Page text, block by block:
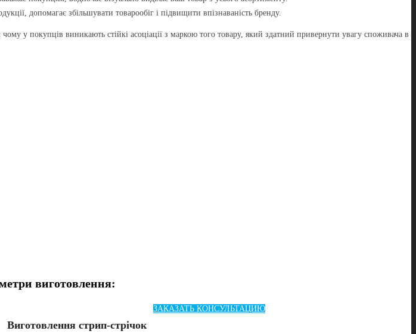
допомагає збільшувати товарообіг і підвищити впізнаваність бренду.
у покупців виникають стійкі асоціації з маркою того товару, який здатний привернути увагу споживача в
виготовлення:
ЗАКАЗАТЬ КОНСУЛЬТАЦИЮ
Виготовлення стрип-стрічок